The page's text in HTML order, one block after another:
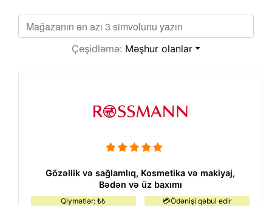
Çeşidləmə: Məşhur olanlar
Gözəllik və sağlamlıq, Kosmetika və makiyaj,
Bədən və üz baxımı
Qiymətlər: ₺₺ 💳Ödənişi qəbul edir